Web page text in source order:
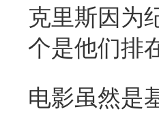
克里斯因为
个是他们排
电影虽然是